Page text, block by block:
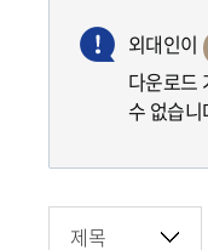
외대인이
다운로드
수 없습니